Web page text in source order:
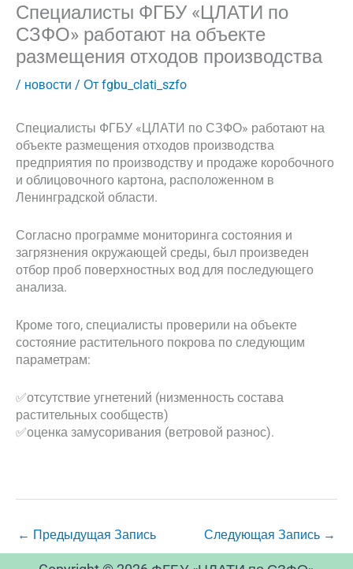
Специалисты ФГБУ «ЦЛАТИ по
СЗФО» работают на объекте
размещения отходов производства
/ новости / От fgbu_clati_szfo
Специалисты ФГБУ «ЦЛАТИ по СЗФО» работают на
объекте размещения отходов производства
предприятия по производству и продаже коробочного
и облицовочного картона, расположенном в
Ленинградской области.
Согласно программе мониторинга состояния и
загрязнения окружающей среды, был произведен
отбор проб поверхностных вод для последующего
анализа.
Кроме того, специалисты проверили на объекте
состояние растительного покрова по следующим
параметрам:
✅️отсутствие угнетений (низменность состава
растительных сообществ)
✅оценка замусоривания (ветровой разнос).
← Предыдущая Запись Следующая Запись →